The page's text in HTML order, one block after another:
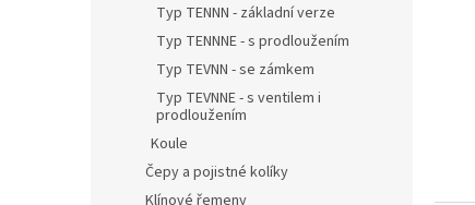
Typ TENNN - základní verze
Typ TENNNE - s prodloužením
Typ TEVNN - se zámkem
Typ TEVNNE - s ventilem i
prodloužením
Koule
Čepy a pojistné kolíky
Klínové řemeny